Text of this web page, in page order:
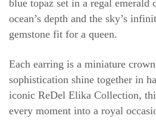
blue topaz set in a regal
ocean’s depth and the sky’s
gemstone fit for a queen.
Each earring is a miniature
sophistication shine together in
iconic ReDel Elika Collection,
every moment into a royal